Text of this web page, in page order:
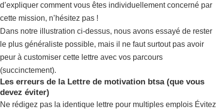
d’expliquer comment vous êtes individuellement concerné par
cette mission, n’hésitez pas !
Dans notre illustration ci-dessus, nous avons essayé de rester
le plus généraliste possible, mais il ne faut surtout pas avoir
peur à customiser cette lettre avec vos parcours
(succinctement).
Les erreurs de la Lettre de motivation btsa (que vous
devez éviter)
Ne rédigez pas la identique lettre pour multiples emplois Évitez